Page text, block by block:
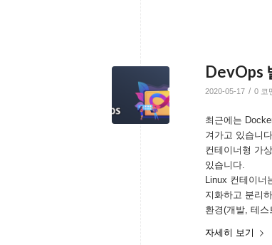
DevOps
2020-05-17 / 0 코
최근에는
겨가고 있습니
컨테이너형 가
있습니다.
Linux 컨테이너
지화하고 분리
환경(개발, 테
자세히 보기